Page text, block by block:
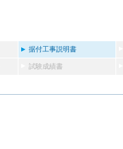
据付工事説明書
試験成績書